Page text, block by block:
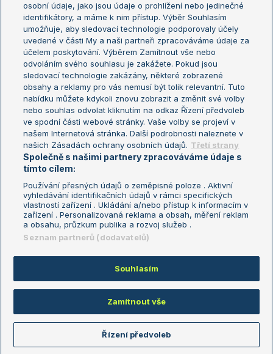
Žebříček WTA (ženy)
Sázkařský žebříček
French Open
Wimbledon
US Open
Turnaj mistrů
Turnaj mistryň
Aktualní trendy
Fotbalové přestupy
Livesport Daily
LS Prague Open
Podmínky užití
Nastavení soukromí
GDPR a žurnalistika
Reklama
Kontakt
Informace o zpracování osobních
údajů
Copyright © 2008-2026 TenisPortal.cz. Využíváme zpravodajství ČTK.
osobní údaje, jako jsou údaje o prohlížení nebo jedinečné
identifikátory, a máme k nim přístup. Výběr Souhlasím
umožňuje, aby sledovací technologie podporovaly účely
uvedené v části My a naši partneři zpracováváme údaje za
účelem poskytování. Výběrem Zamítnout vše nebo
odvoláním svého souhlasu je zakážete. Pokud jsou
sledovací technologie zakázány, některé zobrazené
obsahy a reklamy pro vás nemusí být tolik relevantní. Tuto
nabídku můžete kdykoli znovu zobrazit a změnit své volby
nebo souhlas odvolat kliknutím na odkaz Řízení předvoleb
ve spodní části webové stránky. Vaše volby se projeví v
našem Internetová stránka. Další podrobnosti naleznete v
našich Zásadách ochrany osobních údajů. Třetí strany
Společně s našimi partnery zpracováváme údaje s
tímto cílem:
Používání přesných údajů o zeměpisné poloze . Aktivní
vyhledávání identifikačních údajů v rámci specifických
vlastností zařízení . Ukládání a/nebo přístup k informacím v
zařízení . Personalizovaná reklama a obsah, měření reklam
a obsahu, průzkum publika a rozvoj služeb .
Seznam partnerů (dodavatelů)
Souhlasím
Zamítnout vše
Řízení předvoleb